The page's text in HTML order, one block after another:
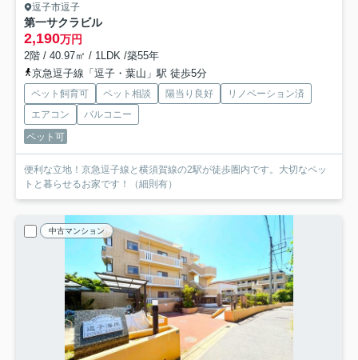
逗子市逗子
第一サクラビル
2,190万円
2階 / 40.97㎡ / 1LDK /築55年
京急逗子線「逗子・葉山」駅 徒歩5分
ペット飼育可 ペット相談 陽当り良好
リノベーション済
エアコン
バルコニー
ペット可
便利な立地！京急逗子線と横須賀線の2駅が徒歩圏内です。大切なペッ
トと暮らせるお家です！（細則有）
中古マンション